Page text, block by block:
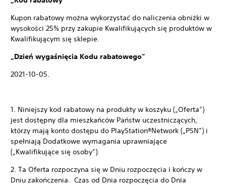
Kupon rabatowy można wykorzystać do naliczenia obniżki w
wysokości 25% przy zakupie Kwalifikujących się produktów w
Kwalifikującym się sklepie.
„Dzień wygaśnięcia Kodu rabatowego”
2021-10-05.
1. Niniejszy kod rabatowy na produkty w koszyku („Oferta”)
jest dostępny dla mieszkańców Państw uczestniczących,
którzy mają konto dostępu do PlayStation®Network („PSN”) i
spełniają Dodatkowe wymagania uprawniające
(„Kwalifikujące się osoby”).
2. Ta Oferta rozpoczyna się w Dniu rozpoczęcia i kończy w
Dniu zakończenia. Czas od Dnia rozpoczęcia do Dnia